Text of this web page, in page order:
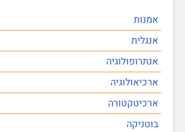
אמנות
אנגלית
אנתרופולוגיה
ארכיאולוגיה
ארכיטקטורה
בוטניקה